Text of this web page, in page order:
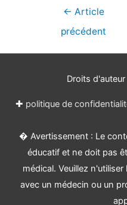
Navigation
← Article
précédent
Droits
✚ politique de
� Avertissement : Le
éducatif et ne doit pas
médical. Veuillez
avec un médecin ou un